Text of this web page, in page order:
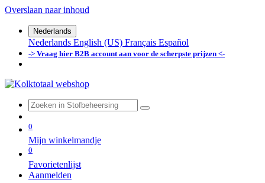
Overslaan naar inhoud
Nederlands
Nederlands English (US) Français Español
-> Vraag hier B2B account aan voor de scherpste prijzen <-
0
Mijn winkelmandje
0
Favorietenlijst
Aanmelden